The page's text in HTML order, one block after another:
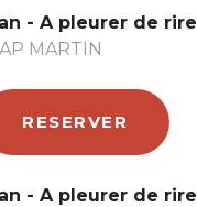
- A pleurer de rire
MARTIN
RESERVER
- A pleurer de rire